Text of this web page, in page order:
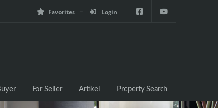
Favorites Login
For Seller Artikel Property Search